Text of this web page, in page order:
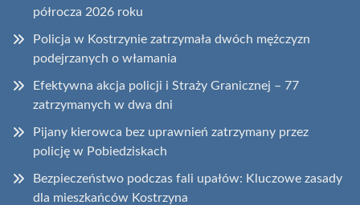
półrocza 2026 roku
Policja w Kostrzynie zatrzymała dwóch mężczyzn
podejrzanych o włamania
Efektywna akcja policji i Straży Granicznej – 77
zatrzymanych w dwa dni
Pijany kierowca bez uprawnień zatrzymany przez
policję w Pobiedziskach
Bezpieczeństwo podczas fali upałów: Kluczowe zasady
dla mieszkańców Kostrzyna